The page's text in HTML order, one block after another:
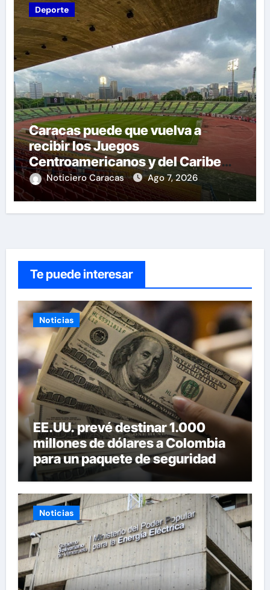
Deporte
Caracas puede que vuelva a
recibir los Juegos
Centroamericanos y del Caribe
tras mas de 70 años
Noticiero Caracas Ago 7, 2026
Te puede interesar
Noticias
EE.UU. prevé destinar 1.000
millones de dólares a Colombia
para un paquete de seguridad
Noticias